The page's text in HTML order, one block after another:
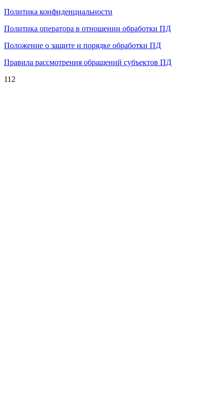
Политика конфиденциальности
Политика оператора в отношении обработки ПД
Положение о защите и порядке обработки ПД
Правила рассмотрения обращений субъектов ПД
112